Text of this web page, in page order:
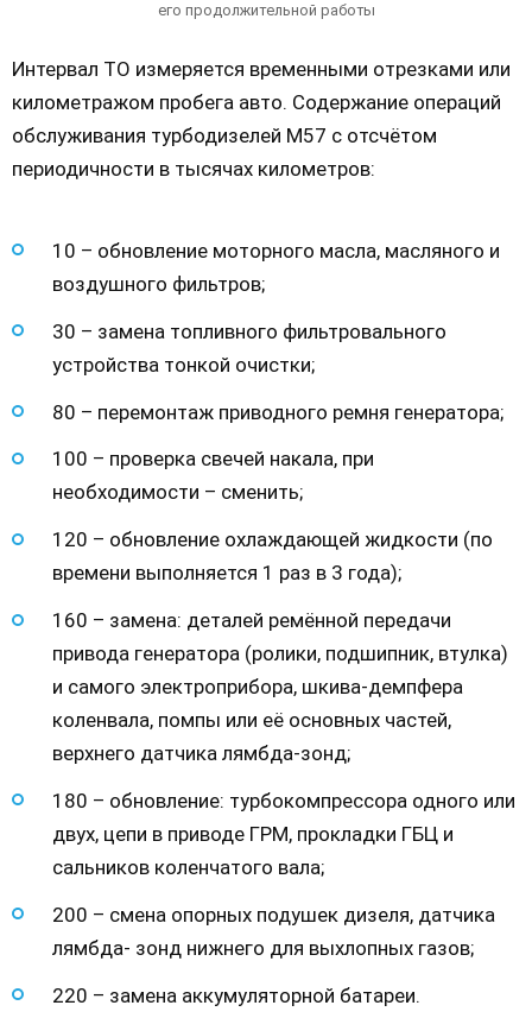
его продолжительной работы
Интервал ТО измеряется временными отрезками или
километражом пробега авто. Содержание операций
обслуживания турбодизелей М57 с отсчётом
периодичности в тысячах километров:
10 – обновление моторного масла, масляного и
воздушного фильтров;
30 – замена топливного фильтровального
устройства тонкой очистки;
80 – перемонтаж приводного ремня генератора;
100 – проверка свечей накала, при
необходимости – сменить;
120 – обновление охлаждающей жидкости (по
времени выполняется 1 раз в 3 года);
160 – замена: деталей ремённой передачи
привода генератора (ролики, подшипник, втулка)
и самого электроприбора, шкива-демпфера
коленвала, помпы или её основных частей,
верхнего датчика лямбда-зонд;
180 – обновление: турбокомпрессора одного или
двух, цепи в приводе ГРМ, прокладки ГБЦ и
сальников коленчатого вала;
200 – смена опорных подушек дизеля, датчика
лямбда- зонд нижнего для выхлопных газов;
220 – замена аккумуляторной батареи.